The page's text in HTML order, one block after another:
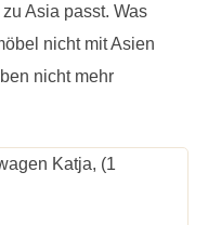
Asia passt. Was
nicht mit Asien
nicht mehr